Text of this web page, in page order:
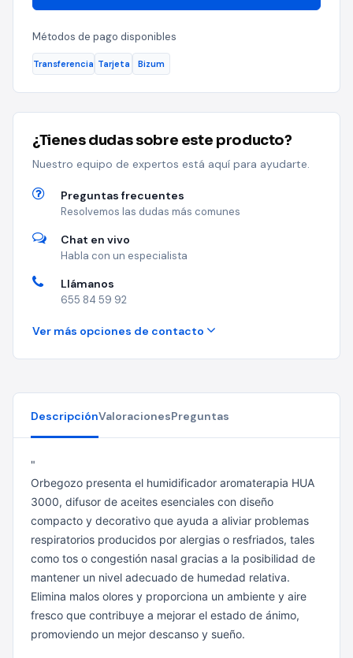
Métodos de pago disponibles
Transferencia Tarjeta Bizum
¿Tienes dudas sobre este producto?
Nuestro equipo de expertos está aquí para ayudarte.
Preguntas frecuentes
Resolvemos las dudas más comunes
Chat en vivo
Habla con un especialista
Llámanos
655 84 59 92
Ver más opciones de contacto
DescripciónValoracionesPreguntas
"
Orbegozo presenta el humidificador aromaterapia HUA
3000, difusor de aceites esenciales con diseño
compacto y decorativo que ayuda a aliviar problemas
respiratorios producidos por alergias o resfriados, tales
como tos o congestión nasal gracias a la posibilidad de
mantener un nivel adecuado de humedad relativa.
Elimina malos olores y proporciona un ambiente y aire
fresco que contribuye a mejorar el estado de ánimo,
promoviendo un mejor descanso y sueño.